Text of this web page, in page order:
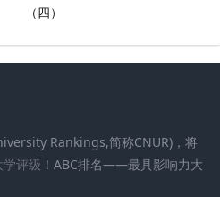
（四）
Rankings,简称CNUR)，将
学评级 ！ABC排名——最具影响力大